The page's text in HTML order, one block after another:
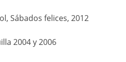
Sábados felices, 2012
2004 y 2006